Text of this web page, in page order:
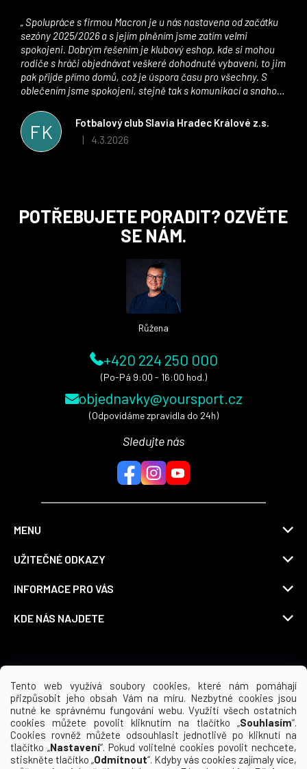
Tento web využívá soubory cookies, které nám pomáhají
přizpůsobit jeho obsah Vám na míru. Nezbytné cookies jsou
nutné ke správnému fungování webu. Využití všech ostatních
cookies můžete povolit kliknutím na tlačítko „Souhlasím“.
Cookies rovněž můžete odsouhlasit jednotlivě po kliknutí na
tlačítko „Nastavení“. Pokud volitelné cookies povolit nechcete,
stiskněte tlačítko „Odmítnout“. Kdyby vás cookies zajímaly více,
FK
Fotbalový club Slavia Hradec Králové z.s.
Hodnocení obchodu je 5 z 5 hvězdiček.
| 4.3.2026
sezóny 2025/2026 a s jejím plněním jsme zatím velmi
spokojeni. Dobrým řešením je klubový eshop, kde si mohou
rodiče s hráči objednávat veškeré dohodnuté vybavení, to jim
pak přijde přímo domů, což je úspora času pro všechny. S
oblečením jsme spokojeni, stejně tak s komunikací a snahou
stran. Věříme, že v tomto duchu bude spolupráce pokračovat
i nadále, nyní už začínáme řešit i první sady dresů ;)
POTŘEBUJETE PORADIT? OZVĚTE
SE NÁM.
Růžena
+420 224 250 000
(Po-Pá 9:00 - 16:00 hod.)
objednavky@yoursport.cz
(Odpovídáme zpravidla do 24h)
Sledujte nás
MENU
UŽITEČNÉ ODKAZY
INFORMACE PRO VÁS
KDE NÁS NAJDETE
Možnosti dopravy